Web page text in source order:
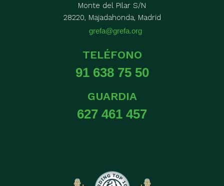
Monte del Pilar S/N
28220, Majadahonda, Madrid
grefa@grefa.org
TELÉFONO
91 638 75 50
GUARDIA
627 461 457